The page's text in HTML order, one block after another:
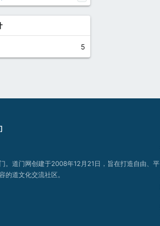
5
。道门网创建于2008年12月21日，旨在打造自由、平
的道文化交流社区。